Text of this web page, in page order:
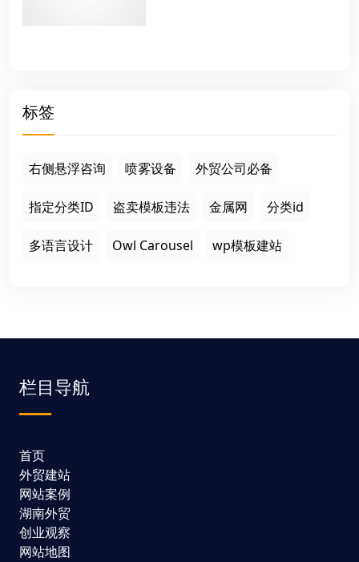
标签
右侧悬浮咨询 喷雾设备 外贸公司必备
指定分类ID 盗卖模板违法 金属网 分类id
多语言设计 Owl Carousel wp模板建站
栏目导航
首页
外贸建站
网站案例
湖南外贸
创业观察
网站地图